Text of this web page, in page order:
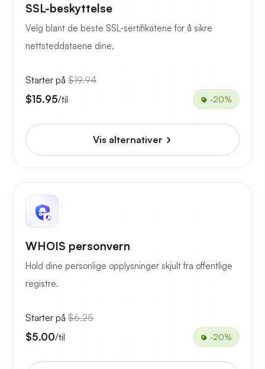
SSL-beskyttelse
Velg blant de beste SSL-sertifikatene for å sikre
nettsteddataene dine.
Starter på $19.94
$15.95/til -20%
Vis alternativer
WHOIS personvern
Hold dine personlige opplysninger skjult fra offentlige
registre.
Starter på $6.25
$5.00/til -20%